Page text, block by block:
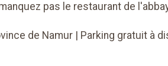
pas le restaurant de
de Namur | Parking gratuit à